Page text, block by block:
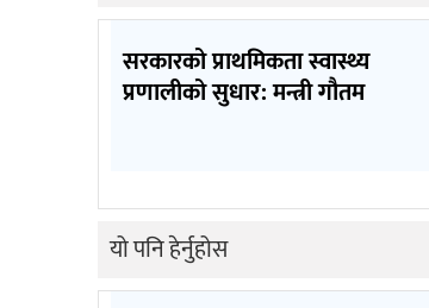
सरकारको प्राथमिकता स्वास्थ्य
प्रणालीको सुधार: मन्त्री गौतम
यो पनि हेर्नुहोस